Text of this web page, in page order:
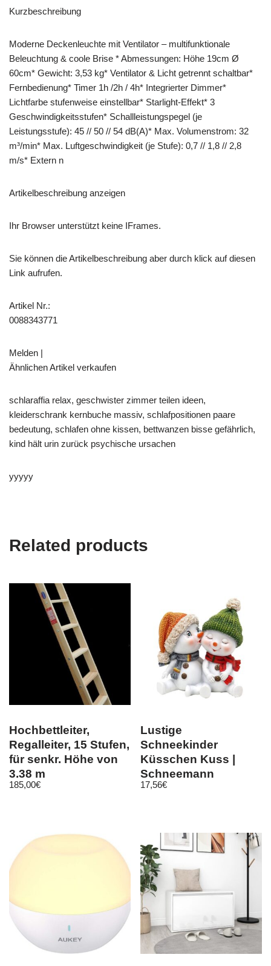
Kurzbeschreibung
Moderne Deckenleuchte mit Ventilator – multifunktionale
Beleuchtung & coole Brise * Abmessungen: Höhe 19cm Ø
60cm* Gewicht: 3,53 kg* Ventilator & Licht getrennt schaltbar*
Fernbedienung* Timer 1h /2h / 4h* Integrierter Dimmer*
Lichtfarbe stufenweise einstellbar* Starlight-Effekt* 3
Geschwindigkeitsstufen* Schallleistungspegel (je
Leistungsstufe): 45 // 50 // 54 dB(A)* Max. Volumenstrom: 32
m³/min* Max. Luftgeschwindigkeit (je Stufe): 0,7 // 1,8 // 2,8
m/s* Extern n
Artikelbeschreibung anzeigen
Ihr Browser unterstützt keine IFrames.
Sie können die Artikelbeschreibung aber durch klick auf diesen
Link aufrufen.
Artikel Nr.:
0088343771
Melden |
Ähnlichen Artikel verkaufen
schlaraffia relax, geschwister zimmer teilen ideen,
kleiderschrank kernbuche massiv, schlafpositionen paare
bedeutung, schlafen ohne kissen, bettwanzen bisse gefährlich,
kind hält urin zurück psychische ursachen
yyyyy
Related products
Hochbettleiter,
Regalleiter, 15 Stufen,
für senkr. Höhe von
3,38 m
185,00€
Lustige
Schneekinder
Küsschen Kuss |
Schneemann
Schneemänner
17,56€